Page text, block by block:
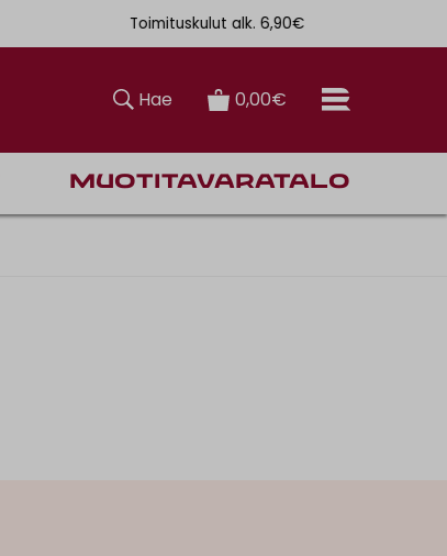
Toimituskulut alk. 6,90€
Hae 0,00€
Muotitavaratalo